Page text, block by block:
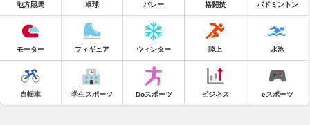
地方競馬 卓球 バレー 格闘技 バドミントン
モーター フィギュア ウィンター 陸上 水泳
自転車 学生スポーツ Doスポーツ ビジネス eスポーツ